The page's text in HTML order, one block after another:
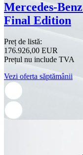
Mercedes-
Final Edition
Preț de listă:
176.926,00 EUR
Prețul nu include TVA
Vezi oferta săptămânii